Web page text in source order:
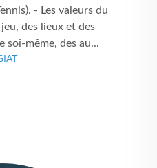
- Les valeurs du
des lieux et des
soi-même, des au...